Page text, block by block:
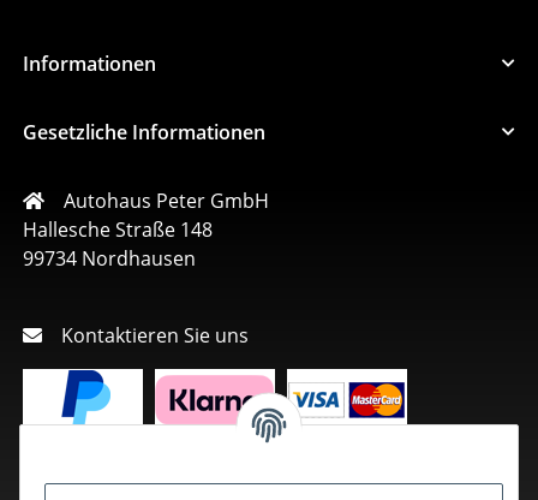
Informationen
Gesetzliche Informationen
Autohaus Peter GmbH
Hallesche Straße 148
99734 Nordhausen
Kontaktieren Sie uns